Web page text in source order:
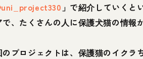
」で紹介していくと
で、たくさんの人に保護犬猫の情報
のプロジェクトは、保護猫のイクラ